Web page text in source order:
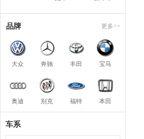
品牌 更多>>
大众 奔驰 丰田 宝马
奥迪 别克 福特 本田
车系